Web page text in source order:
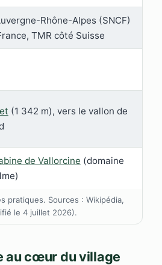
pratiques. Sources : Wikipédia,
le 4 juillet 2026).
Rhône-Alpes (SNCF)
TMR côté Suisse
(1 342 m), vers le vallon de
de Vallorcine (domaine
au cœur du village